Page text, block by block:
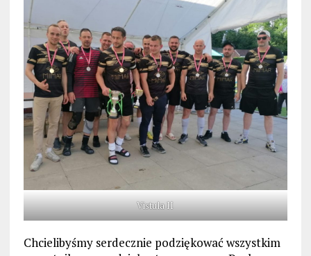
Vistula II
Chcielibyśmy serdecznie podziękować wszystkim